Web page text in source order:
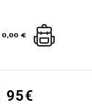
0,00 €
95€